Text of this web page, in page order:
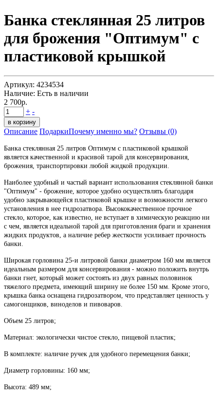
Банка стеклянная 25 литров
для брожения "Оптимум" с
пластиковой крышкой
Артикул: 4234534
Наличие: Есть в наличии
2 700р.
+ -
Описание ПодаркиПочему именно мы? Отзывы (0)
Банка стеклянная 25 литров Оптимум с пластиковой крышкой
является качественной и красивой тарой для консервирования,
брожения, транспортировки любой жидкой продукции.
Наиболее удобный и частый вариант использования стеклянной банки
"Оптимум" - брожение, которое удобно осуществлять благодаря
удобно закрывающейся пластиковой крышке и возможности легкого
установления в нее гидрозатвора. Высококачественное прочное
стекло, которое, как известно, не вступает в химическую реакцию ни
с чем, является идеальной тарой для приготовления браги и хранения
жидких продуктов, а наличие ребер жесткости усиливает прочность
банки.
Широкая горловина 25-и литровой банки диаметром 160 мм является
идеальным размером для консервирования - можно положить внутрь
банки гнет, который может состоять из двух равных половинок
тяжелого предмета, имеющий ширину не более 150 мм. Кроме этого,
крышка банка оснащена гидрозатвором, что представляет ценность у
самогонщиков, виноделов и пивоваров.
Объем 25 литров;
Материал: экологически чистое стекло, пищевой пластик;
В комплекте: наличие ручек для удобного перемещения банки;
Диаметр горловины: 160 мм;
Высота: 489 мм;